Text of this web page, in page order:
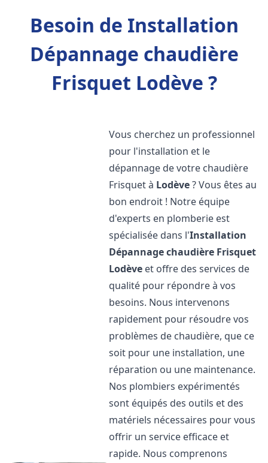
Besoin de Installation
Dépannage chaudière
Frisquet Lodève ?
Vous cherchez un professionnel
pour l'installation et le
dépannage de votre chaudière
Frisquet à Lodève? Vous êtes au
bon endroit ! Notre équipe
d'experts en plomberie est
spécialisée dans l'Installation
Dépannage chaudière Frisquet
Lodève et offre des services de
qualité pour répondre à vos
besoins. Nous intervenons
rapidement pour résoudre vos
problèmes de chaudière, que ce
soit pour une installation, une
réparation ou une maintenance.
Nos plombiers expérimentés
sont équipés des outils et des
matériels nécessaires pour vous
offrir un service efficace et
rapide. Nous comprenons